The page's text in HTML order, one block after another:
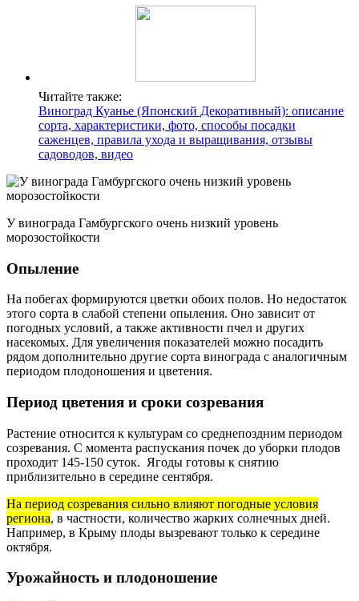
Читайте также:
Виноград Куанье (Японский Декоративный): описание
сорта, характеристики, фото, способы посадки
саженцев, правила ухода и выращивания, отзывы
садоводов, видео
У винограда Гамбургского очень низкий уровень
морозостойкости
Опыление
На побегах формируются цветки обоих полов. Но недостаток
этого сорта в слабой степени опыления. Оно зависит от
погодных условий, а также активности пчел и других
насекомых. Для увеличения показателей можно посадить
рядом дополнительно другие сорта винограда с аналогичным
периодом плодоношения и цветения.
Период цветения и сроки созревания
Растение относится к культурам со среднепоздним периодом
созревания. С момента распускания почек до уборки плодов
проходит 145-150 суток. Ягоды готовы к снятию
приблизительно в середине сентября.
На период созревания сильно влияют погодные условия
региона, в частности, количество жарких солнечных дней.
Например, в Крыму плоды вызревают только к середине
октября.
Урожайность и плодоношение